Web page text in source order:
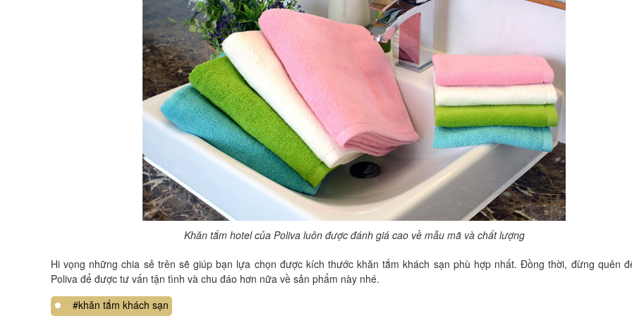
Khăn tắm hotel của Poliva luôn được đánh giá cao về mẫu mã và chất lượng
Hi vọng những chia sẻ trên sẽ giúp bạn lựa chọn được kích thước khăn tắm khách sạn phù hợp nhất. Đồng thời, đừng quên
Poliva để được tư vấn tận tình và chu đáo hơn nữa về sản phẩm này nhé.
#khăn tắm khách sạn